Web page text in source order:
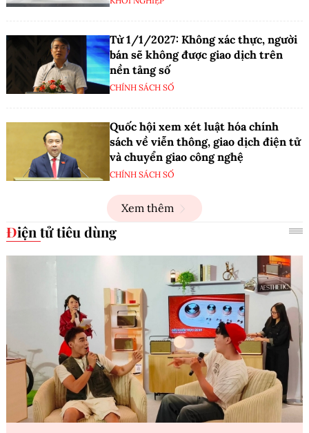
Từ 1/1/2027: Không xác thực, người
bán sẽ không được giao dịch trên
nền tảng số
CHÍNH SÁCH SỐ
Quốc hội xem xét luật hóa chính
sách về viễn thông, giao dịch điện tử
và chuyển giao công nghệ
CHÍNH SÁCH SỐ
Xem thêm
Điện tử tiêu dùng